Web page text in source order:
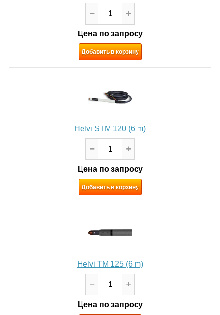
Цена по запросу
Добавить в корзину
Helvi STM 120 (6 m)
Цена по запросу
Добавить в корзину
Helvi TM 125 (6 m)
Цена по запросу